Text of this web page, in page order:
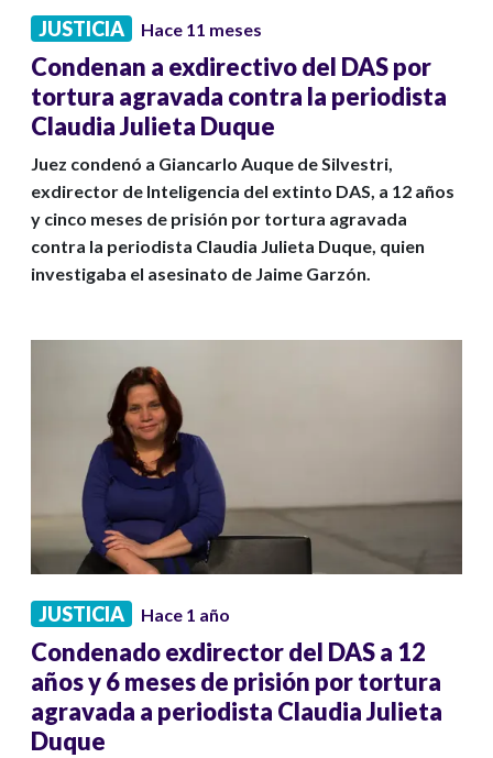
JUSTICIA Hace 11 meses
Condenan a exdirectivo del DAS por
tortura agravada contra la periodista
Claudia Julieta Duque
Juez condenó a Giancarlo Auque de Silvestri,
exdirector de Inteligencia del extinto DAS, a 12 años
y cinco meses de prisión por tortura agravada
contra la periodista Claudia Julieta Duque, quien
investigaba el asesinato de Jaime Garzón.
JUSTICIA Hace 1 año
Condenado exdirector del DAS a 12
años y 6 meses de prisión por tortura
agravada a periodista Claudia Julieta
Duque